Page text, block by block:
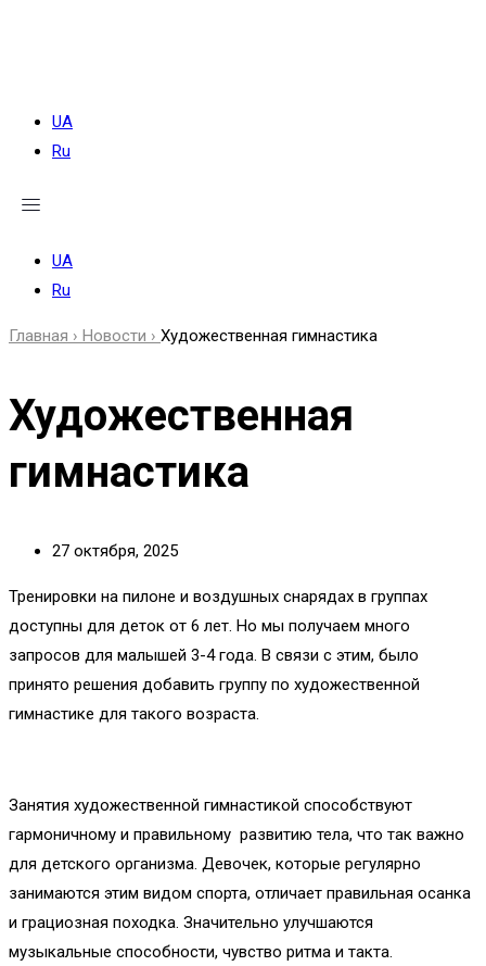
UA
Ru
UA
Ru
Главная › Новости › Художественная гимнастика
Художественная
гимнастика
27 октября, 2025
Тренировки на пилоне и воздушных снарядах в группах
доступны для деток от 6 лет. Но мы получаем много
запросов для малышей 3-4 года. В связи с этим, было
принято решения добавить группу по художественной
гимнастике для такого возраста.
Занятия художественной гимнастикой способствуют
гармоничному и правильному развитию тела, что так важно
для детского организма. Девочек, которые регулярно
занимаются этим видом спорта, отличает правильная осанка
и грациозная походка. Значительно улучшаются
музыкальные способности, чувство ритма и такта.